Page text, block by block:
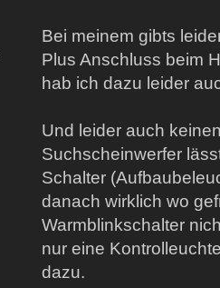
Bei meinem gibts
Plus Anschluss beim
hab ich dazu leider
Und leider auch
Suchscheinwerfer
Schalter
danach wirklich wo
Warmblinkschalter
nur eine
dazu.